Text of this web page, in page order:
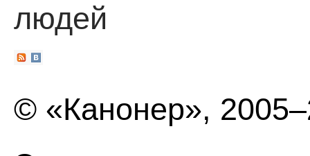
людей
© «Канонер»,